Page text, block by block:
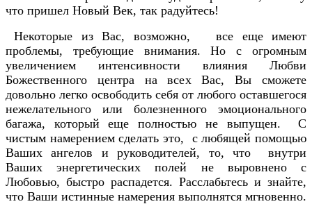
что пришел Новый Век, так радуйтесь!
Некоторые из Вас, возможно, все еще имеют
проблемы, требующие внимания. Но с огромным
увеличением интенсивности влияния Любви
Божественного центра на всех Вас, Вы сможете
довольно легко освободить себя от любого оставшегося
нежелательного или болезненного эмоционального
багажа, который еще полностью не выпущен. С
чистым намерением сделать это, с любящей помощью
Ваших ангелов и руководителей, то, что внутри
Ваших энергетических полей не выровнено с
Любовью, быстро распадется. Расслабьтесь и знайте,
что Ваши истинные намерения выполнятся мгновенно.